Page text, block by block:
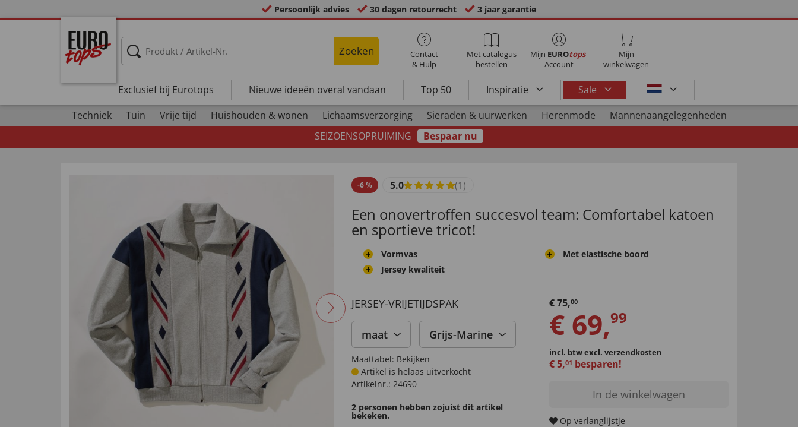
Persoonlijk advies 30 dagen retourrecht 3 jaar garantie
Zoeken
Contact
& Hulp
Met catalogus
bestellen
Mijn EUROtops-
Account
Mijn
winkelwagen
Exclusief bij Eurotops Nieuwe ideeën overal vandaan Top 50 Inspiratie
Sale
Techniek
Tuin Vrije tijd Huishouden & wonen Lichaamsverzorging Sieraden & uurwerken Herenmode
Mannenaangelegenheden
SEIZOENSOPRUIMING
Bespaar nu
-6% 5.0 (1)
Een onovertroffen succesvol team: Comfortabel katoen
en sportieve tricot!
Vormvas
Jersey kwaliteit
Met elastische boord
JERSEY-VRIJETIJDSPAK
maat Grijs-Marine
Maattabel: Bekijken
Artikel is helaas uitverkocht
Artikelnr.: 24690
2 personen hebben zojuist dit artikel
bekeken.
€75,00
€ 69,99
incl. btwexcl. verzendkosten
€5,01 besparen!
In de winkelwagen
Op verlanglijstje